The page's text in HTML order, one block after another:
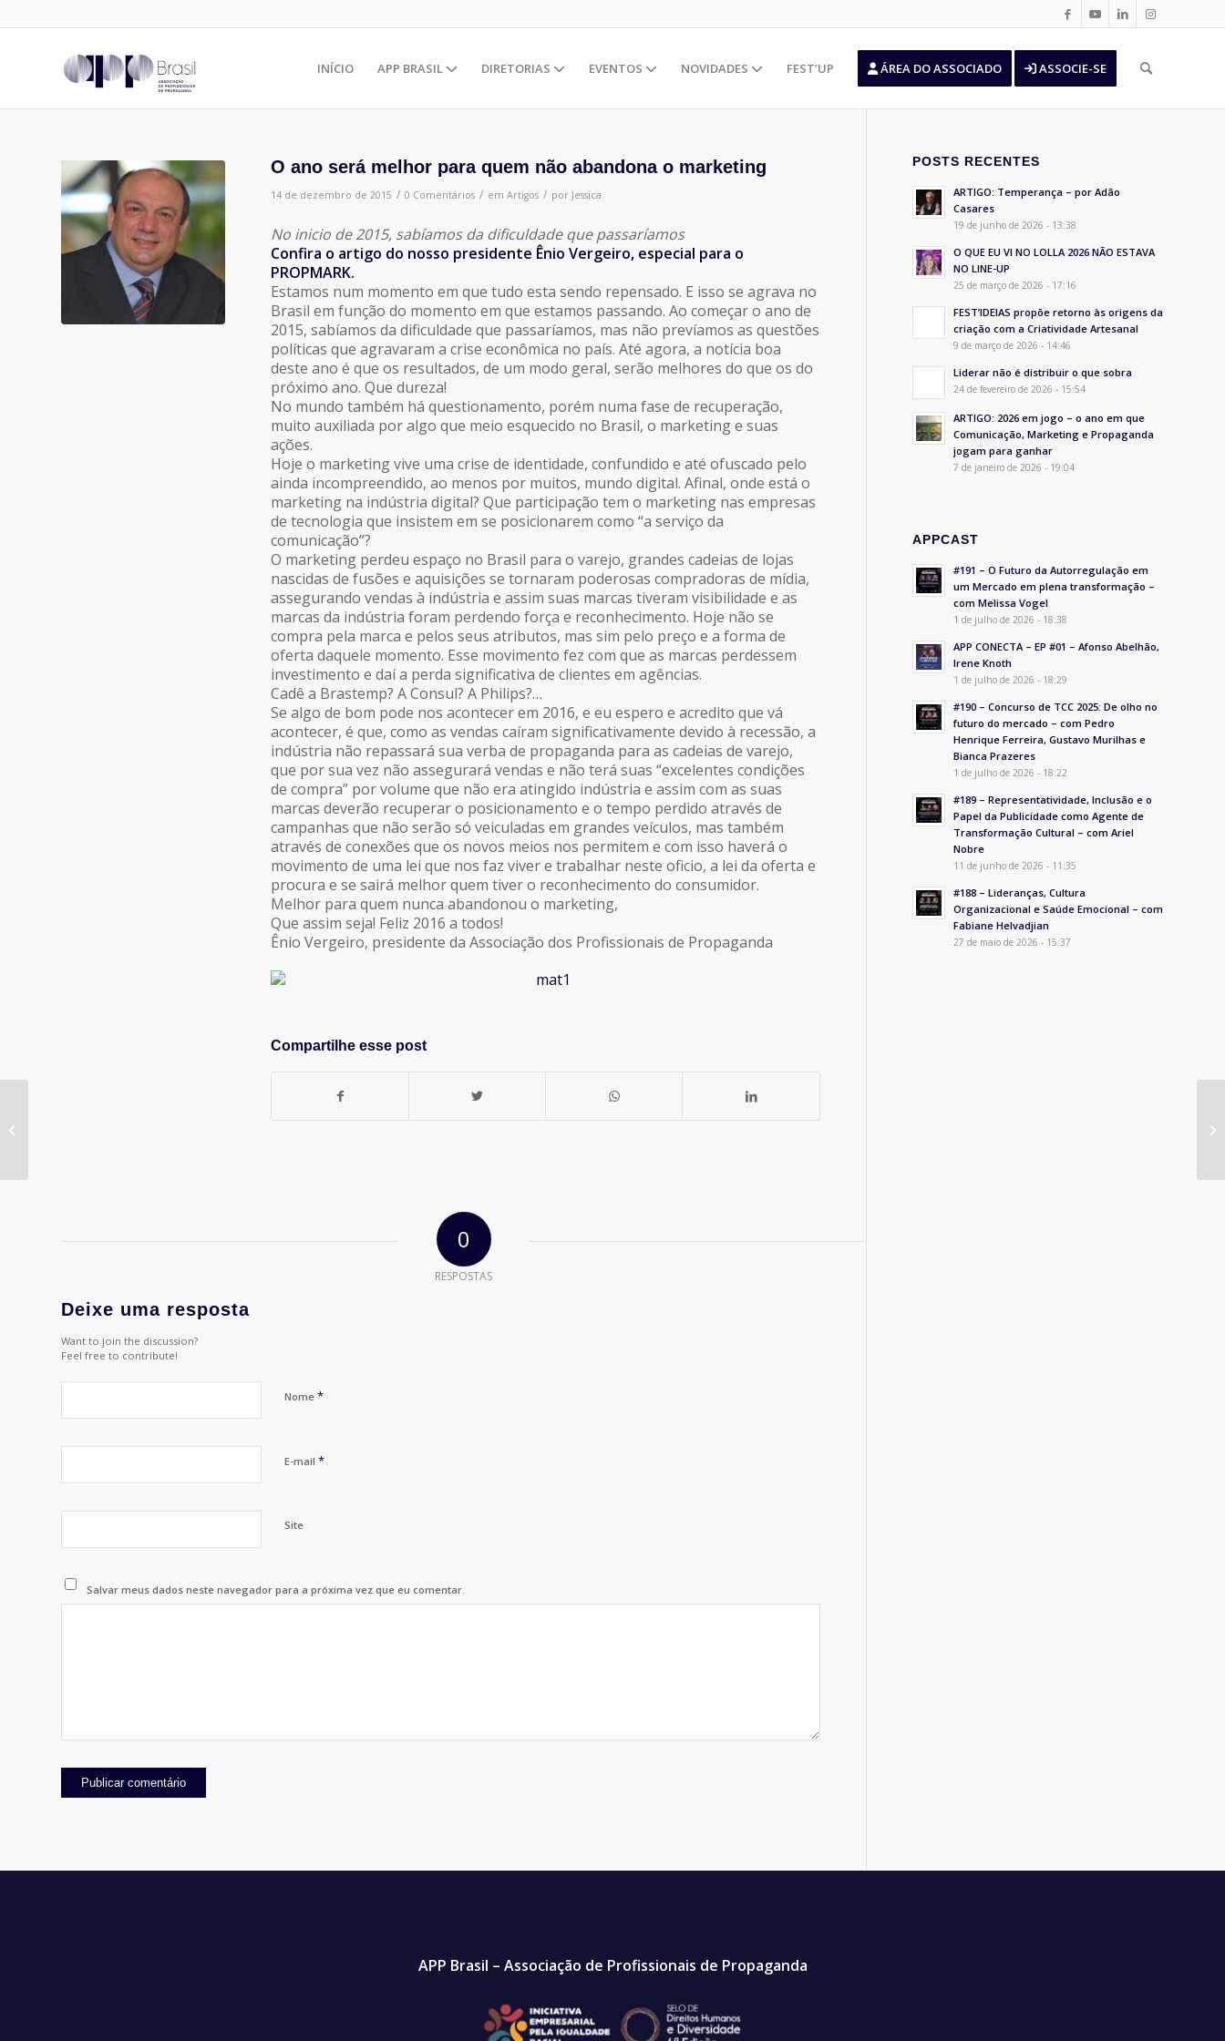
INÍCIO APP BRASIL DIRETORIAS EVENTOS NOVIDADES FEST’UP ÁREA DO ASSOCIADO ASSOCIE-SE
O ano será melhor para quem não abandona o marketing
14 de dezembro de 2015 / 0 Comentários / em Artigos / por Jessica
No inicio de 2015, sabíamos da dificuldade que passaríamos
Confira o artigo do nosso presidente Ênio Vergeiro, especial para o
PROPMARK.
Estamos num momento em que tudo esta sendo repensado. E isso se agrava no
Brasil em função do momento em que estamos passando. Ao começar o ano de
2015, sabíamos da dificuldade que passaríamos, mas não prevíamos as questões
políticas que agravaram a crise econômica no país. Até agora, a notícia boa
deste ano é que os resultados, de um modo geral, serão melhores do que os do
próximo ano. Que dureza!
No mundo também há questionamento, porém numa fase de recuperação,
muito auxiliada por algo que meio esquecido no Brasil, o marketing e suas
ações.
Hoje o marketing vive uma crise de identidade, confundido e até ofuscado pelo
ainda incompreendido, ao menos por muitos, mundo digital. Afinal, onde está o
marketing na indústria digital? Que participação tem o marketing nas empresas
de tecnologia que insistem em se posicionarem como “a serviço da
comunicação”?
O marketing perdeu espaço no Brasil para o varejo, grandes cadeias de lojas
nascidas de fusões e aquisições se tornaram poderosas compradoras de mídia,
assegurando vendas à indústria e assim suas marcas tiveram visibilidade e as
marcas da indústria foram perdendo força e reconhecimento. Hoje não se
compra pela marca e pelos seus atributos, mas sim pelo preço e a forma de
oferta daquele momento. Esse movimento fez com que as marcas perdessem
investimento e daí a perda significativa de clientes em agências.
Cadê a Brastemp? A Consul? A Philips?…
Se algo de bom pode nos acontecer em 2016, e eu espero e acredito que vá
acontecer, é que, como as vendas caíram significativamente devido à recessão, a
indústria não repassará sua verba de propaganda para as cadeias de varejo,
que por sua vez não assegurará vendas e não terá suas “excelentes condições
de compra” por volume que não era atingido indústria e assim com as suas
marcas deverão recuperar o posicionamento e o tempo perdido através de
campanhas que não serão só veiculadas em grandes veículos, mas também
através de conexões que os novos meios nos permitem e com isso haverá o
movimento de uma lei que nos faz viver e trabalhar neste oficio, a lei da oferta e
procura e se sairá melhor quem tiver o reconhecimento do consumidor.
Melhor para quem nunca abandonou o marketing,
Que assim seja! Feliz 2016 a todos!
Ênio Vergeiro, presidente da Associação dos Profissionais de Propaganda
Compartilhe esse post
0
RESPOSTAS
Deixe uma resposta
Want to join the discussion?
Feel free to contribute!
Nome *
E-mail *
Site
Salvar meus dados neste navegador para a próxima vez que eu comentar.
POSTS RECENTES
ARTIGO: Temperança – por Adão
Casares
19 de junho de 2026 - 13:38
O QUE EU VI NO LOLLA 2026 NÃO ESTAVA
NO LINE-UP
25 de março de 2026 - 17:16
FEST’IDEIAS propõe retorno às origens da
criação com a Criatividade Artesanal
9 de março de 2026 - 14:46
Liderar não é distribuir o que sobra
24 de fevereiro de 2026 - 15:54
ARTIGO: 2026 em jogo – o ano em que
Comunicação, Marketing e Propaganda
jogam para ganhar
7 de janeiro de 2026 - 19:04
APPCAST
#191 – O Futuro da Autorregulação em
um Mercado em plena transformação –
com Melissa Vogel
1 de julho de 2026 - 18:38
APP CONECTA – EP #01 – Afonso Abelhão,
Irene Knoth
1 de julho de 2026 - 18:29
#190 – Concurso de TCC 2025: De olho no
futuro do mercado – com Pedro
Henrique Ferreira, Gustavo Murilhas e
Bianca Prazeres
1 de julho de 2026 - 18:22
#189 – Representatividade, Inclusão e o
Papel da Publicidade como Agente de
Transformação Cultural – com Ariel
Nobre
11 de junho de 2026 - 11:35
#188 – Lideranças, Cultura
Organizacional e Saúde Emocional – com
Fabiane Helvadjian
27 de maio de 2026 - 15:37
APP Brasil – Associação de Profissionais de Propaganda